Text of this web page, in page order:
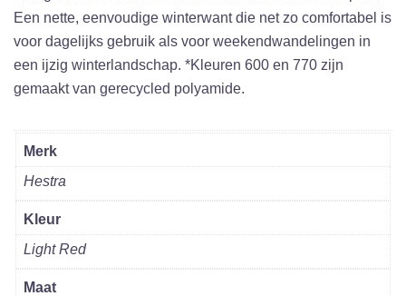
Een nette, eenvoudige winterwant die net zo comfortabel is
voor dagelijks gebruik als voor weekendwandelingen in
een ijzig winterlandschap. *Kleuren 600 en 770 zijn
gemaakt van gerecycled polyamide.
Merk
Hestra
Kleur
Light Red
Maat